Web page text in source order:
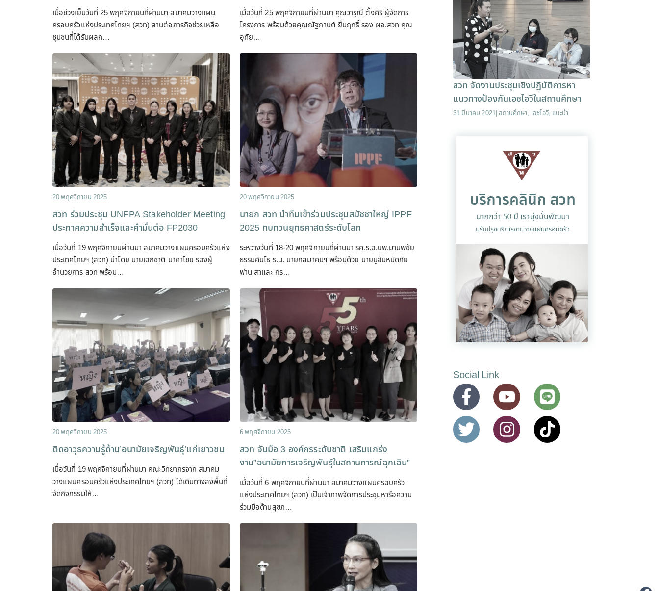
เมื่อช่วงเย็นวันที่ 25 พฤศจิกายนที่ผ่านมา สมาคมวางแผน
ครอบครัวแห่งประเทศไทยฯ (สวท) สานต่อภารกิจช่วยเหลือ
ชุมชนที่ได้รับผลก…
เมื่อวันที่ 25 พฤศจิกายนที่ผ่านมา คุณวารุณี ตั้งศิริ ผู้จัดการ
โครงการ พร้อมด้วยคุณณัฐกานต์ ยิ้มฤทธิ์ รอง ผอ.สวท คุณ
อุทัย…
20 พฤศจิกายน 2025
สวท ร่วมประชุม UNFPA Stakeholder Meeting
ประกาศความสำเร็จและคำมั่นต่อ FP2030
เมื่อวันที่ 19 พฤศจิกายนผ่านมา สมาคมวางแผนครอบครัวแห่ง
ประเทศไทยฯ (สวท) นำโดย นายเอกชาติ นาคาไชย รองผู้
อำนวยการ สวท พร้อม…
20 พฤศจิกายน 2025
นายก สวท นำทีมเข้าร่วมประชุมสมัชชาใหญ่ IPPF
2025 ทบทวนยุทธศาสตร์ระดับโลก
ระหว่างวันที่ 18-20 พฤศจิกายนที่ผ่านมา รศ.ร.อ.นพ.มานพชัย
ธรรมคันโธ ร.น. นายกสมาคมฯ พร้อมด้วย นายมูฮัมหมัดกัย
ฟาน สาและ กร…
20 พฤศจิกายน 2025
ติดอาวุธความรู้ด้าน’อนามัยเจริญพันธุ์’แก่เยาวชน
เมื่อวันที่ 19 พฤศจิกายนที่ผ่านมา คณะวิทยากรจาก สมาคม
วางแผนครอบครัวแห่งประเทศไทยฯ (สวท) ได้เดินทางลงพื้นที่
จัดกิจกรรมให้…
6 พฤศจิกายน 2025
สวท จับมือ 3 องค์กรระดับชาติ เสริมแกร่ง
งาน”อนามัยการเจริญพันธุ์ในสถานการณ์ฉุกเฉิน”
เมื่อวันที่ 6 พฤศจิกายนที่ผ่านมา สมาคมวางแผนครอบครัว
แห่งประเทศไทยฯ (สวท) เป็นเจ้าภาพจัดการประชุมหารือความ
ร่วมมือด้านสุขภ…
สวท จัดงานประชุมเชิงปฏิบัติการหา
แนวทางป้องกันเอชไอวีในสถานศึกษา
31 มีนาคม 2021|สถานศึกษา, เอชไอวี, แนะนำ
Social Link